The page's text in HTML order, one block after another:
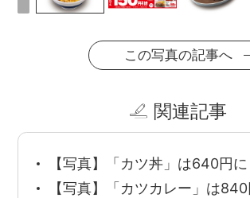
この写真の記事へ
関連記事
【写真】「カツ丼」は640円に
【写真】「カツカレー」は